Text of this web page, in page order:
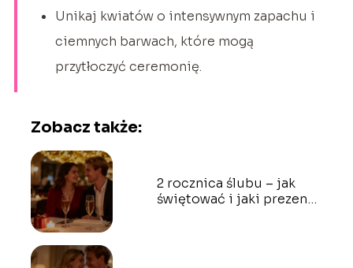
Unikaj kwiatów o intensywnym zapachu i
ciemnych barwach, które mogą
przytłoczyć ceremonię.
Zobacz także:
2 rocznica ślubu – jak
świętować i jaki prezent